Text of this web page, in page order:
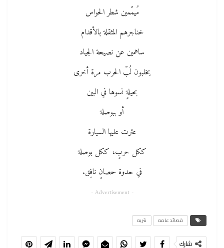
مُيمّمين شطر الحواس
خناجرهم المثقلة بالأقدام
ساهمين عن نصيحة الجياد
يخلبون لُبّ الحرب مرة أخرى
بحيلةٍ نسوها في البين
أو ببوصلة
عثرت عليها السيارة
ككل حربٍ، ككل بوصلة
في حدوة حصانٍ نافِق.
- Advertisement -
قصائد عامه نثريه
شارك